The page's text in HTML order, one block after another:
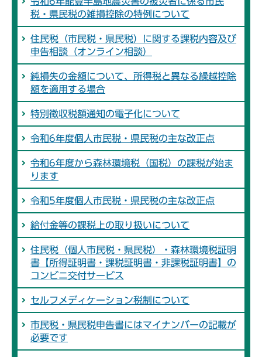
税・県民税の雑損控除の特例について
住民税（市民税・県民税）に関する課税内容及び
申告相談（オンライン相談）
純損失の金額について、所得税と異なる繰越控除
額を適用する場合
特別徴収税額通知の電子化について
令和6年度個人市民税・県民税の主な改正点
令和6年度から森林環境税（国税）の課税が始ま
ります
令和5年度個人市民税・県民税の主な改正点
給付金等の課税上の取り扱いについて
住民税（個人市民税・県民税）・森林環境税証明
書【所得証明書・課税証明書・非課税証明書】の
コンビニ交付サービス
セルフメディケーション税制について
市民税・県民税申告書にはマイナンバーの記載が
必要です